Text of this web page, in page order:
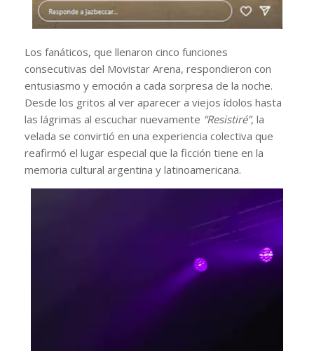
Los fanáticos, que llenaron cinco funciones
consecutivas del Movistar Arena, respondieron con
entusiasmo y emoción a cada sorpresa de la noche.
Desde los gritos al ver aparecer a viejos ídolos hasta
las lágrimas al escuchar nuevamente “Resistiré”, la
velada se convirtió en una experiencia colectiva que
reafirmó el lugar especial que la ficción tiene en la
memoria cultural argentina y latinoamericana.